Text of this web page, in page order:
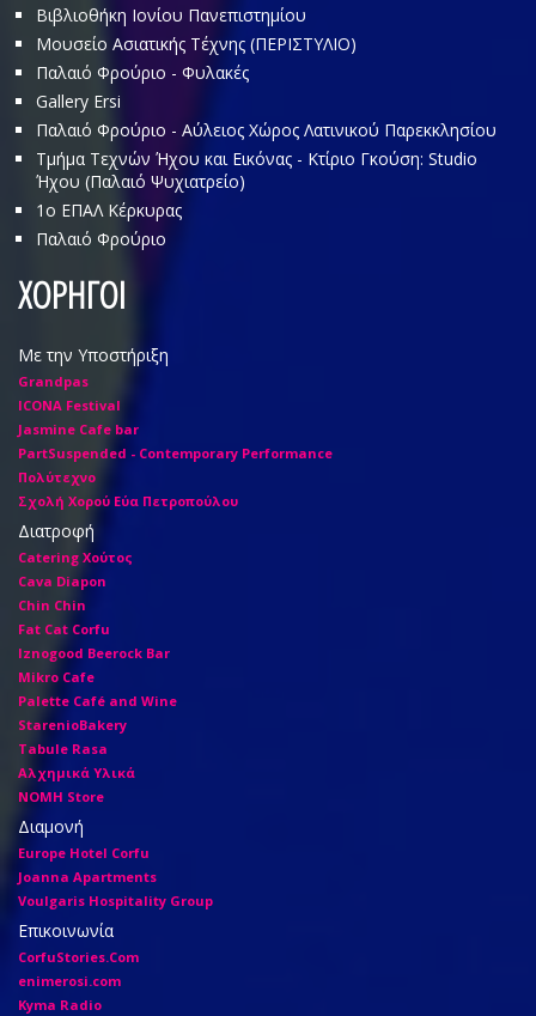
Βιβλιοθήκη Ιονίου Πανεπιστημίου
Μουσείο Ασιατικής Τέχνης (ΠΕΡΙΣΤΥΛΙΟ)
Παλαιό Φρούριο - Φυλακές
Gallery Ersi
Παλαιό Φρούριο - Αύλειος Χώρος Λατινικού Παρεκκλησίου
Τμήμα Τεχνών Ήχου και Εικόνας - Κτίριο Γκούση: Studio
Ήχου (Παλαιό Ψυχιατρείο)
1o ΕΠΑΛ Κέρκυρας
Παλαιό Φρούριο
ΧΟΡΗΓΟΙ
Με την Υποστήριξη
Grandpas
ICONA Festival
Jasmine Cafe bar
PartSuspended - Contemporary Performance
Πολύτεχνο
Σχολή Χορού Εύα Πετροπούλου
Διατροφή
Catering Χούτος
Cava Diapon
Chin Chin
Fat Cat Corfu
Iznogood Βeerock Bar
Mikro Cafe
Palette Café and Wine
StarenioBakery
Tabule Rasa
Αλχημικά Υλικά
ΝΟΜΗ Store
Διαμονή
Europe Hotel Corfu
Joanna Apartments
Voulgaris Hospitality Group
Επικοινωνία
CorfuStories.Com
enimerosi.com
Kyma Radio